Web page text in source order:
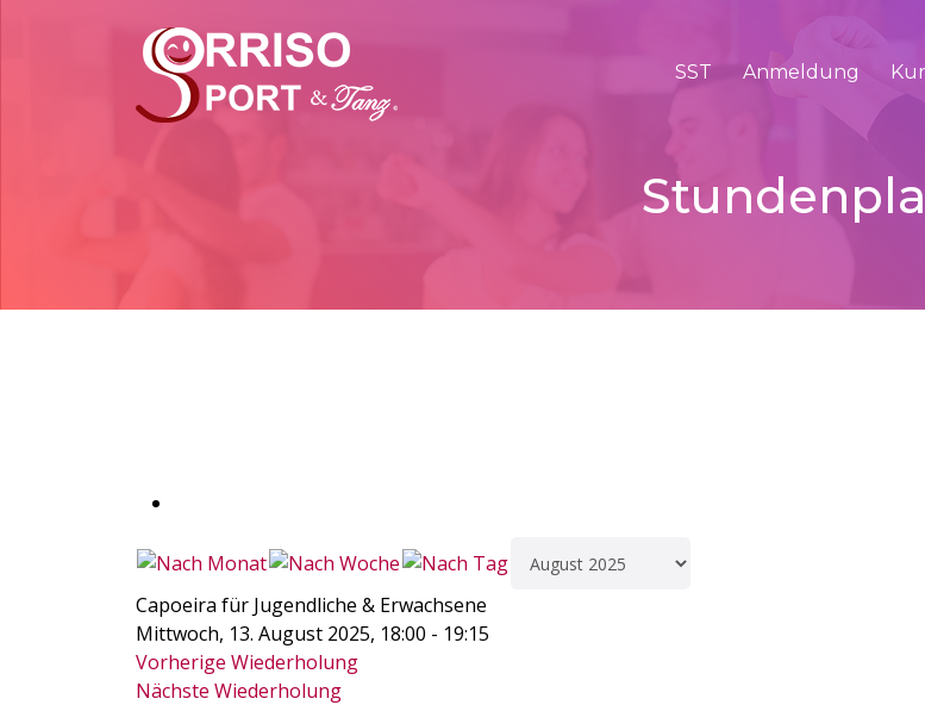
SST Anmeldung
Capoeira für Jugendliche & Erwachsene
Mittwoch, 13. August 2025, 18:00 - 19:15
Vorherige Wiederholung
Nächste Wiederholung